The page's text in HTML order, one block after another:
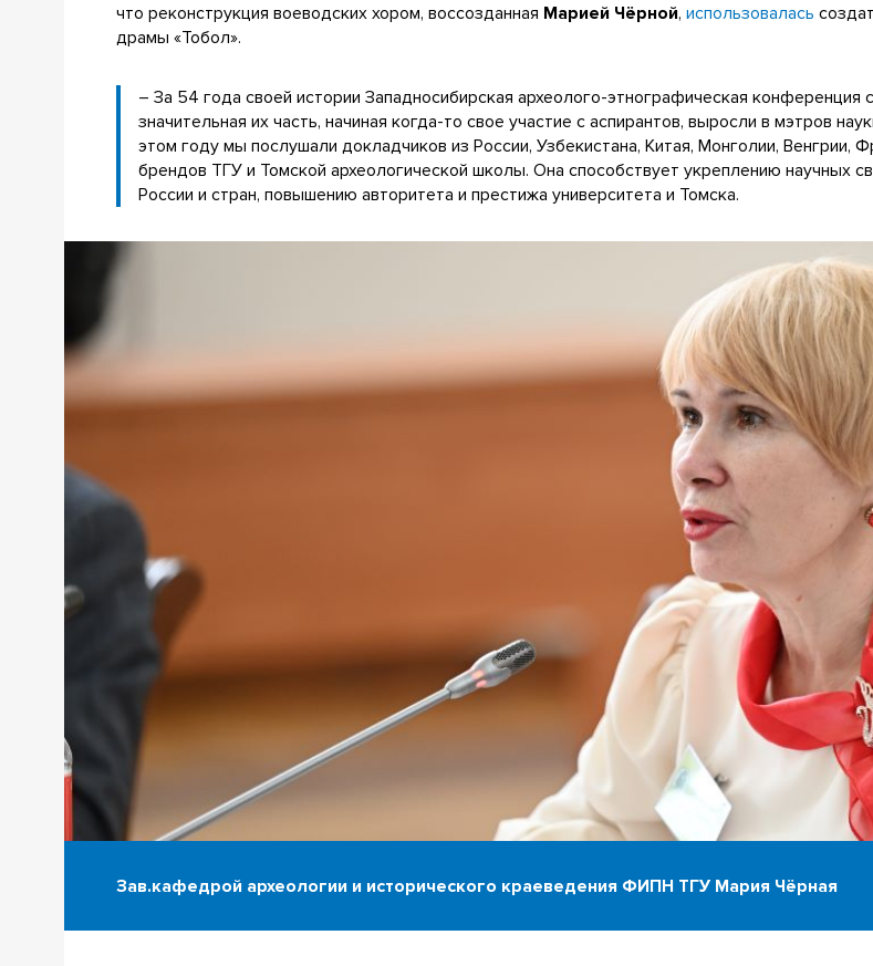
что реконструкция воеводских хором, воссозданная Марией Чёрной,использовалась
драмы «Тобол».
– За 54 года своей истории Западносибирская археолого-этнографическая конференция
значительная их часть, начиная когда-то свое участие с аспирантов, выросли в мэтров
этом году мы послушали докладчиков из России, Узбекистана, Китая, Монголии, Венгрии,
брендов ТГУ и Томской археологической школы. Она способствует укреплению научных
России и стран, повышению авторитета и престижа университета и Томска.
Зав.кафедрой археологии и исторического краеведения ФИПН ТГУ Мария Чёрная